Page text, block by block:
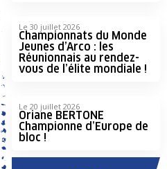
Le 30 juillet 2026
Championnats du Monde
Jeunes d’Arco : les
Réunionnais au rendez-
vous de l’élite mondiale !
Le 20 juillet 2026
Oriane BERTONE
Championne d’Europe de
bloc !